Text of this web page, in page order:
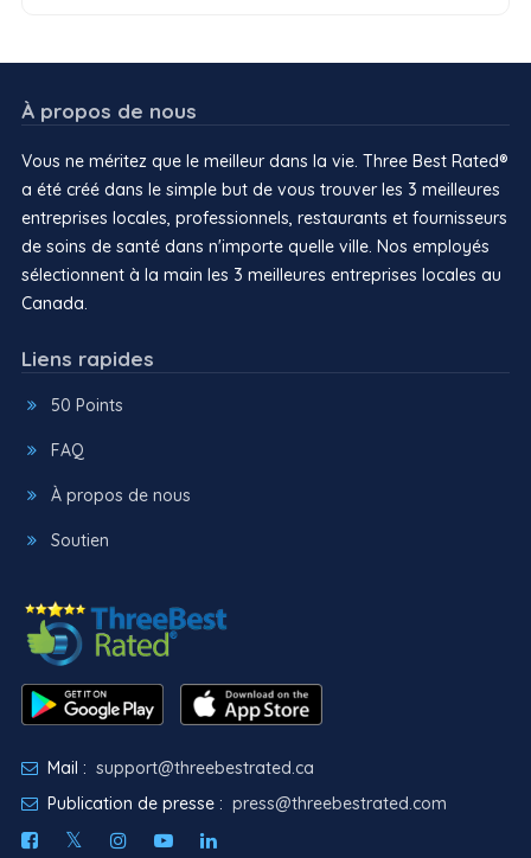
À propos de nous
Vous ne méritez que le meilleur dans la vie. Three Best Rated®
a été créé dans le simple but de vous trouver les 3 meilleures
entreprises locales, professionnels, restaurants et fournisseurs
de soins de santé dans n'importe quelle ville. Nos employés
sélectionnent à la main les 3 meilleures entreprises locales au
Canada.
Liens rapides
50 Points
FAQ
À propos de nous
Soutien
Mail : support@threebestrated.ca
Publication de presse : press@threebestrated.com